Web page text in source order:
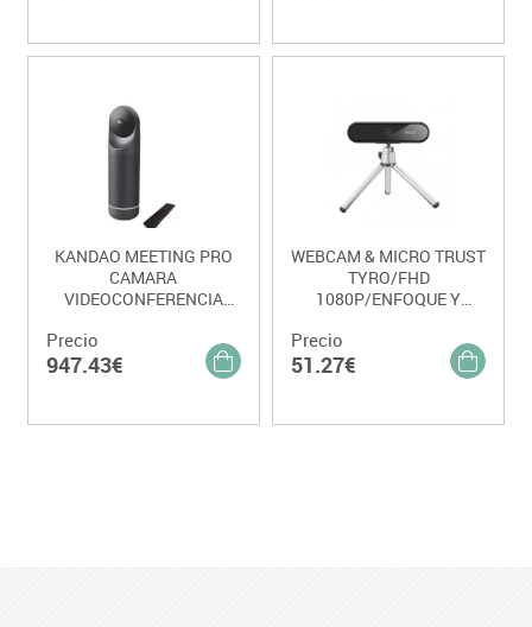
KANDAO MEETING PRO
CAMARA
VIDEOCONFERENCIA
Precio
947.43€
WEBCAM & MICRO TRUST
TYRO/FHD
1080P/ENFOQUE Y
Precio
51.27€